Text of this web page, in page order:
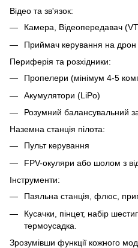
Відео та зв'язок:
Камера, Відеопередавач
Приймач керування на дрон
Периферія та розхідники:
Пропелери (мінімум 4-5
Акумулятори (LiPo)
Розумний балансувальний
Наземна станція пілота:
Пульт керування
FPV-окуляри або шолом з
Інструменти:
Паяльна станція, флюс,
Кусачки, пінцет, набір
термоусадка.
Зрозумівши функції кожного